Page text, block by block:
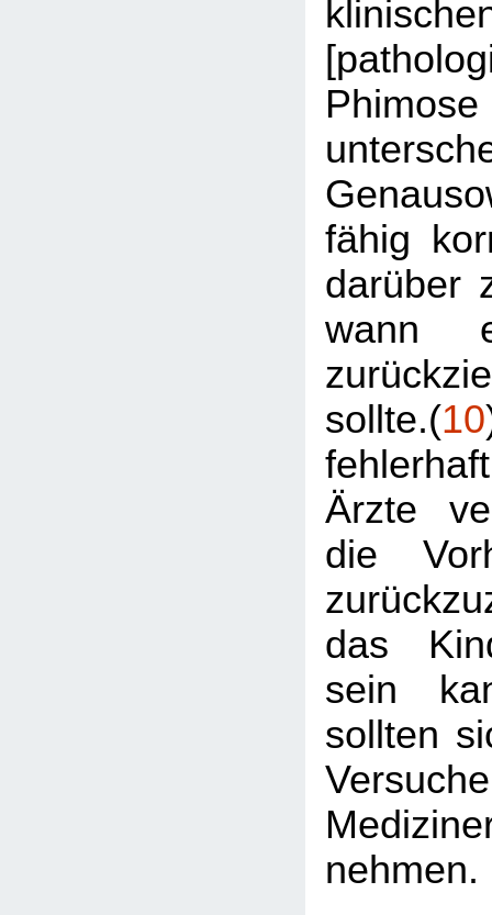
fähig
darüber
wann
sollte.(10
Ärzte
die
das
sein
sollten
nehmen.